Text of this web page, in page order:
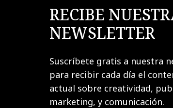
RECIBE
NEWSLETTER
Suscríbete gratis a nuestra
para recibir cada día el
actual sobre creatividad,
marketing, y comunicación.